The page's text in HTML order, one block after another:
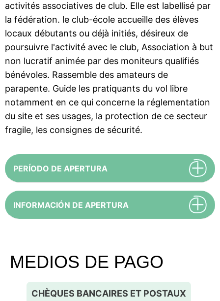
activités associatives de club. Elle est labellisé par
la fédération. le club-école accueille des élèves
locaux débutants ou déjà initiés, désireux de
poursuivre l'activité avec le club, Association à but
non lucratif animée par des moniteurs qualifiés
bénévoles. Rassemble des amateurs de
parapente. Guide les pratiquants du vol libre
notamment en ce qui concerne la réglementation
du site et ses usages, la protection de ce secteur
fragile, les consignes de sécurité.
PERÍODO DE APERTURA
INFORMACIÓN DE APERTURA
MEDIOS DE PAGO
CHÈQUES BANCAIRES ET POSTAUX